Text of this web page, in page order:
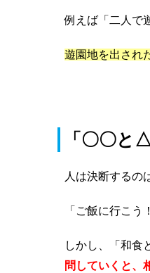
例えば「二人で
遊園地を出され
「〇〇と
人は決断するの
「ご飯に行こう
しかし、「和食
問していくと、